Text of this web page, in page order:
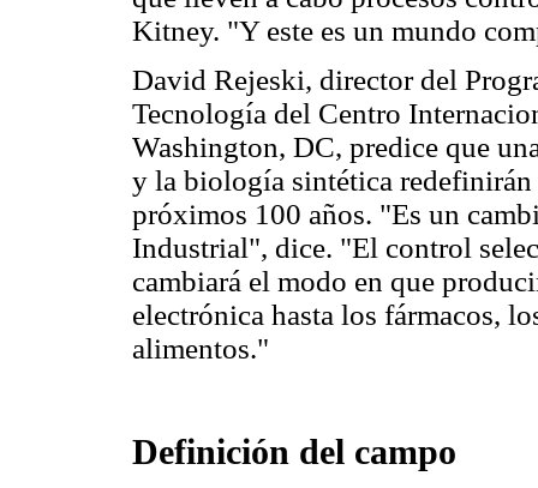
Kitney. "Y este es un mundo
David Rejeski, director del
Tecnología del Centro
Washington, DC, predice que
y la biología sintética redefinirán
próximos 100 años. "Es un
Industrial", dice. "El control
cambiará el modo en que
electrónica hasta los fármacos,
alimentos."
Definición del campo